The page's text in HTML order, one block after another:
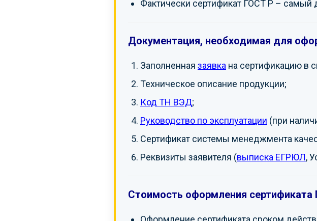
Фактически сертификат ГОСТ Р –
Документация, необходимая для
Заполненная заявка на сертификацию в
Техническое описание продукции;
Код ТН ВЭД;
Руководство по эксплуатации (при
Сертификат системы менеджмента
Реквизиты заявителя (выписка ЕГРЮЛ,
Стоимость оформления сертификата